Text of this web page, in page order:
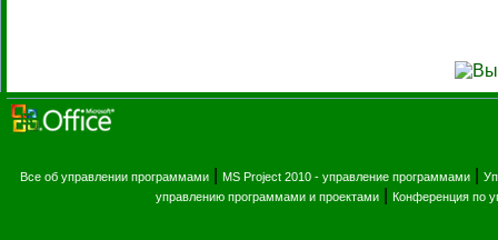
Все об управлении программами MS Project 2010 - управление программами
управлению программами и проектами| Конференция по